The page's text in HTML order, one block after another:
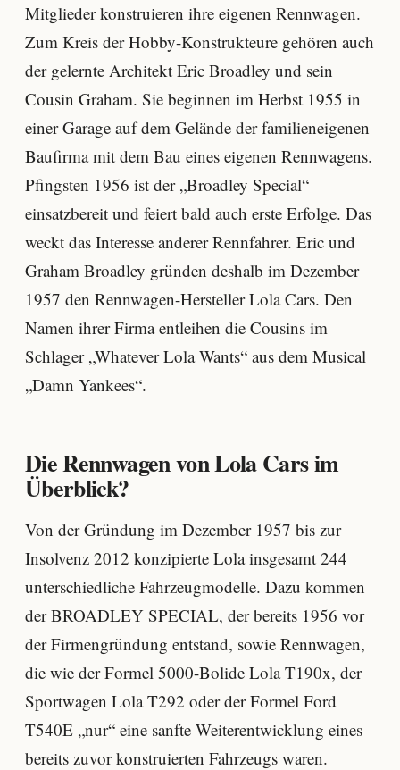
Mitglieder konstruieren ihre eigenen Rennwagen.
Zum Kreis der Hobby-Konstrukteure gehören auch
der gelernte Architekt Eric Broadley und sein
Cousin Graham. Sie beginnen im Herbst 1955 in
einer Garage auf dem Gelände der familieneigenen
Baufirma mit dem Bau eines eigenen Rennwagens.
Pfingsten 1956 ist der „Broadley Special“
einsatzbereit und feiert bald auch erste Erfolge. Das
weckt das Interesse anderer Rennfahrer. Eric und
Graham Broadley gründen deshalb im Dezember
1957 den Rennwagen-Hersteller Lola Cars. Den
Namen ihrer Firma entleihen die Cousins im
Schlager „Whatever Lola Wants“ aus dem Musical
„Damn Yankees“.
Die Rennwagen von Lola Cars im
Überblick?
Von der Gründung im Dezember 1957 bis zur
Insolvenz 2012 konzipierte Lola insgesamt 244
unterschiedliche Fahrzeugmodelle. Dazu kommen
der BROADLEY SPECIAL, der bereits 1956 vor
der Firmengründung entstand, sowie Rennwagen,
die wie der Formel 5000-Bolide Lola T190x, der
Sportwagen Lola T292 oder der Formel Ford
T540E „nur“ eine sanfte Weiterentwicklung eines
bereits zuvor konstruierten Fahrzeugs waren.